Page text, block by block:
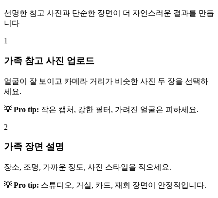
선명한 참고 사진과 단순한 장면이 더 자연스러운 결과를 만듭
니다
1
가족 참고 사진 업로드
얼굴이 잘 보이고 카메라 거리가 비슷한 사진 두 장을 선택하
세요.
💡 Pro tip: 작은 캡처, 강한 필터, 가려진 얼굴은 피하세요.
2
가족 장면 설명
장소, 조명, 가까운 정도, 사진 스타일을 적으세요.
💡 Pro tip: 스튜디오, 거실, 카드, 재회 장면이 안정적입니다.